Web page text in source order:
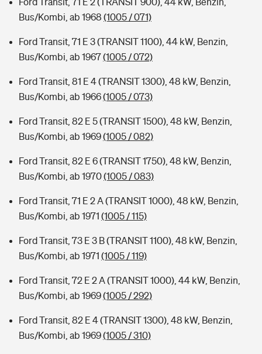
Bus/Kombi, ab 1968 (1005 / 071)
Ford Transit, 71 E 3 (TRANSIT 1100), 44 kW, Benzin,
Bus/Kombi, ab 1967(1005 / 072)
Ford Transit, 81 E 4 (TRANSIT 1300), 48 kW, Benzin,
Bus/Kombi, ab 1966(1005 / 073)
Ford Transit, 82 E 5 (TRANSIT 1500), 48 kW, Benzin,
Bus/Kombi, ab 1969(1005 / 082)
Ford Transit, 82 E 6 (TRANSIT 1750), 48 kW, Benzin,
Bus/Kombi, ab 1970(1005 / 083)
Ford Transit, 71 E 2 A (TRANSIT 1000), 48 kW, Benzin,
Bus/Kombi, ab 1971 (1005 / 115)
Ford Transit, 73 E 3 B (TRANSIT 1100), 48 kW, Benzin,
Bus/Kombi, ab 1971 (1005 / 119)
Ford Transit, 72 E 2 A (TRANSIT 1000), 44 kW, Benzin,
Bus/Kombi, ab 1969(1005 / 292)
Ford Transit, 82 E 4 (TRANSIT 1300), 48 kW, Benzin,
Bus/Kombi, ab 1969(1005 / 310)